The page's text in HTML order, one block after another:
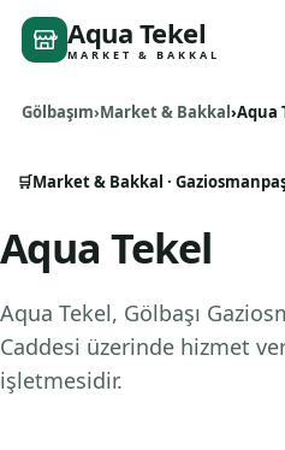
Aqua Tekel
MARKET & BAKKAL
Gölbaşım Market & Bakkal Aqua
🛒Market & Bakkal ·
Aqua Tekel
Aqua Tekel, Gölbaşı
Caddesi üzerinde hizmet
işletmesidir.